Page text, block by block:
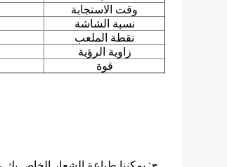
وقت الاستجابة
نسبة الشاشة
نقطة الملعب
زاوية الرؤية
قوة